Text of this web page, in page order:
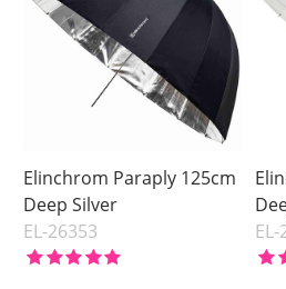
Elinchrom Paraply 125cm
Deep Silver
EL-26353